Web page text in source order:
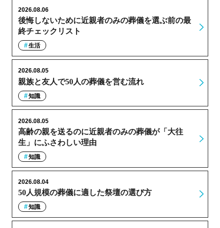
後悔しないために近親者のみの葬儀を選ぶ前の最
終チェックリスト
2026.08.06
生活
親族と友人で50人の葬儀を営む流れ
2026.08.05
知識
高齢の親を送るのに近親者のみの葬儀が「大往
生」にふさわしい理由
2026.08.05
知識
50人規模の葬儀に適した祭壇の選び方
2026.08.04
知識